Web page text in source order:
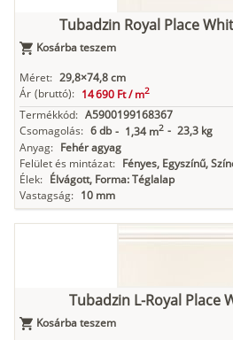
Tubadzin Royal Place
Kosárba teszem
Méret: 29,8×74,8 cm
Ár (bruttó): 14 690 Ft /m2
Termékkód: A5900199168367
Csomagolás: 6 db - 1,34 m2 - 23,3 kg
Anyag: Fehér agyag
Felület és mintázat: Fényes, Egyszínű,
Élek: Élvágott, Forma: Téglalap
Vastagság: 10 mm
Tubadzin L-Royal Place
Kosárba teszem